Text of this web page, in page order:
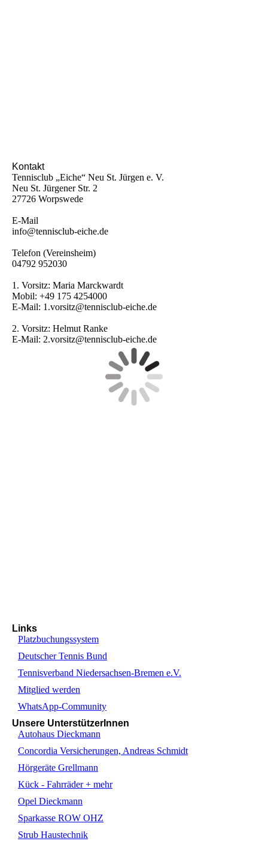
Kontakt
Tennisclub „Eiche“ Neu St. Jürgen e. V.
Neu St. Jürgener Str. 2
27726 Worpswede
E-Mail
info@tennisclub-eiche.de
Telefon (Vereinsheim)
04792 952030
1. Vorsitz: Maria Marckwardt
Mobil: +49 175 4254000
E-Mail: 1.vorsitz@tennisclub-eiche.de
2. Vorsitz: Helmut Ranke
E-Mail: 2.vorsitz@tennisclub-eiche.de
Links
Platzbuchungssystem
Deutscher Tennis Bund
Tennisverband Niedersachsen-Bremen e.V.
Mitglied werden
WhatsApp-Community
Unsere UnterstützerInnen
Autohaus Dieckmann
Concordia Versicherungen, Andreas Schmidt
Hörgeräte Grellmann
Kück - Fahrräder + mehr
Opel Dieckmann
Sparkasse ROW OHZ
Strub Haustechnik